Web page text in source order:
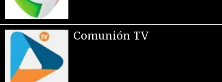
Comunión TV